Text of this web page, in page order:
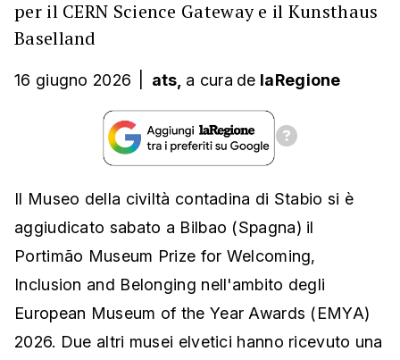
per il CERN Science Gateway e il Kunsthaus
Baselland
16 giugno 2026 ats, a cura de laRegione
Il Museo della civiltà contadina di Stabio si è
aggiudicato sabato a Bilbao (Spagna) il
Portimão Museum Prize for Welcoming,
Inclusion and Belonging nell'ambito degli
European Museum of the Year Awards (EMYA)
2026. Due altri musei elvetici hanno ricevuto una